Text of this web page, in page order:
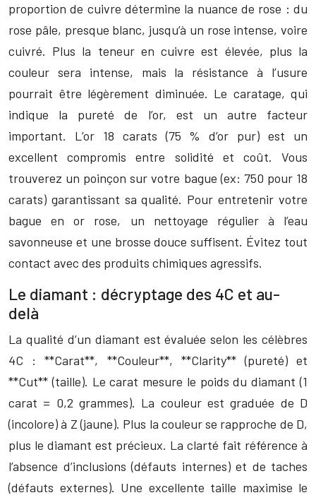
proportion de cuivre détermine la nuance de rose : du
rose pâle, presque blanc, jusqu’à un rose intense, voire
cuivré. Plus la teneur en cuivre est élevée, plus la
couleur sera intense, mais la résistance à l’usure
pourrait être légèrement diminuée. Le caratage, qui
indique la pureté de l’or, est un autre facteur
important. L’or 18 carats (75 % d’or pur) est un
excellent compromis entre solidité et coût. Vous
trouverez un poinçon sur votre bague (ex: 750 pour 18
carats) garantissant sa qualité. Pour entretenir votre
bague en or rose, un nettoyage régulier à l’eau
savonneuse et une brosse douce suffisent. Évitez tout
contact avec des produits chimiques agressifs.
Le diamant : décryptage des 4C et au-
delà
La qualité d’un diamant est évaluée selon les célèbres
4C : **Carat**, **Couleur**, **Clarity** (pureté) et
**Cut** (taille). Le carat mesure le poids du diamant (1
carat = 0,2 grammes). La couleur est graduée de D
(incolore) à Z (jaune). Plus la couleur se rapproche de D,
plus le diamant est précieux. La clarté fait référence à
l’absence d’inclusions (défauts internes) et de taches
(défauts externes). Une excellente taille maximise le